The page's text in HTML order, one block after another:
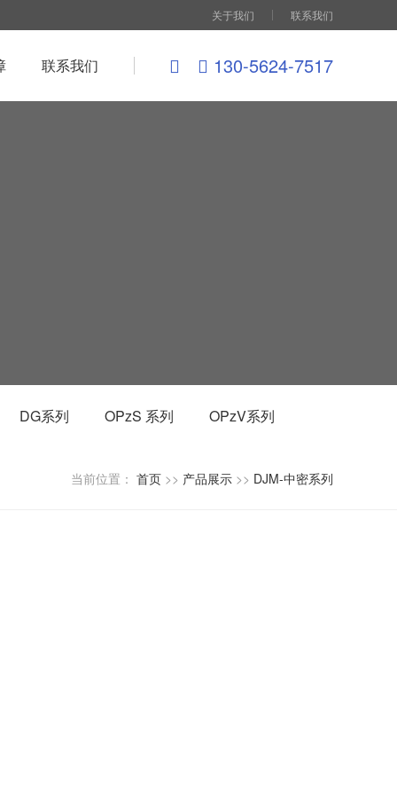
关于我们 联系我们
130-5624-7517
联系我们
DG系列 OPzS 系列 OPzV系列
当前位置： 首页 >> 产品展示 >> DJM-中密系列